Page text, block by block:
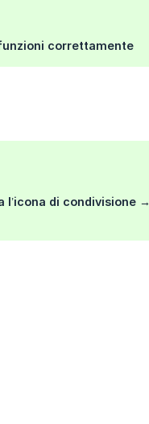
correttamente
l’icona di condivisione →